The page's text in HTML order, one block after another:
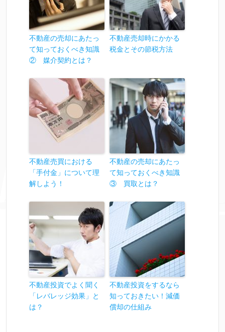
不動産の売却にあたっ
て知っておくべき知識
② 媒介契約とは？
不動産売却時にかかる
税金とその節税方法
不動産売買における
「手付金」について理
解しよう！
不動産の売却にあたっ
て知っておくべき知識
③ 買取とは？
不動産投資でよく聞く
「レバレッジ効果」と
は？
不動産投資をするなら
知っておきたい！減価
償却の仕組み